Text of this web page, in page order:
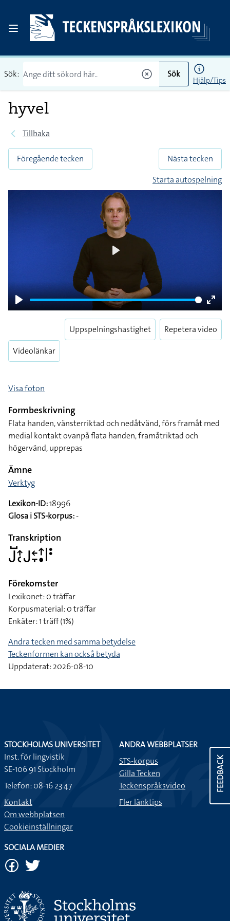
Sök: Sök
Hjälp/Tips
hyvel
Tillbaka
Föregående tecken
Nästa tecken
Starta autospelning
Play
Enter
Videolänkar
Uppspelningshastighet Repetera video
Visa foton
Formbeskrivning
Flata handen, vänsterriktad och nedåtvänd, förs framåt med
medial kontakt ovanpå flata handen, framåtriktad och
högervänd, upprepas
Ämne
Verktyg
Lexikon-ID:18996
Glosa i STS-korpus:-
Transkription
􌤢􌤹􌤴􌥗􌤢􌥓􌥙􌦃􌥡􌥼􌥻
Förekomster
Lexikonet: 0 träffar
Korpusmaterial: 0 träffar
Enkäter: 1 träff (1%)
Andra tecken med samma betydelse
Teckenformen kan också betyda
Uppdaterat: 2026-08-10
FEEDBACK
STOCKHOLMS UNIVERSITET
Inst. för lingvistik
SE-106 91 Stockholm
Telefon: 08-16 23 47
Kontakt
Om webbplatsen
Cookieinställningar
ANDRA WEBBPLATSER
STS-korpus
Gilla Tecken
Teckenspråksvideo
Fler länktips
SOCIALA MEDIER